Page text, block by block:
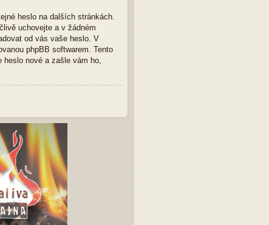
heslo na dalších stránkách.
uchovejte a v žádném
od vás vaše heslo. V
phpBB softwarem. Tento
nové a zašle vám ho,